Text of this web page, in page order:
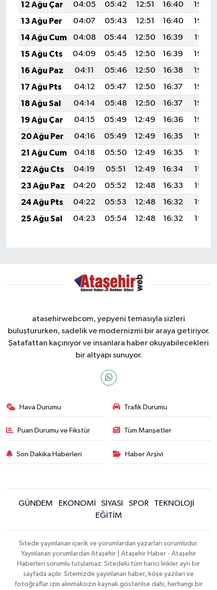
12 Ağu Çar
04:05 05:42 12:51 16:40
19:50
13 Ağu Per
04:07 05:43 12:51 16:40
19:49
14 Ağu Cum
04:08 05:44 12:50 16:39
19:47
15 Ağu Cts
04:09 05:45 12:50 16:39
19:46
16 Ağu Paz
04:11 05:46 12:50 16:38
19:45
17 Ağu Pts
04:12 05:47 12:50 16:37
19:43
18 Ağu Sal
04:14 05:48 12:50 16:37
19:42
19 Ağu Çar
04:15 05:49 12:49 16:36
19:40
20 Ağu Per
04:16 05:49 12:49 16:35
19:39
21 Ağu Cum
04:18 05:50 12:49 16:35
19:37
22 Ağu Cts
04:19 05:51 12:49 16:34
19:36
23 Ağu Paz
04:20 05:52 12:48 16:33
19:35
24 Ağu Pts
04:22 05:53 12:48 16:32
19:33
25 Ağu Sal
04:23 05:54 12:48 16:32 19:32
atasehirwebcom, yepyeni temasıyla sizleri
buluştururken, sadelik ve modernizmi bir araya getiriyor.
Şatafattan kaçınıyor ve insanlara haber okuyabilecekleri
bir altyapı sunuyor.
Hava Durumu Trafik Durumu
Puan Durumu ve Fikstür Tüm Manşetler
Son Dakika Haberleri Haber Arşivi
GÜNDEM EKONOMİ SİYASİ SPOR
TEKNOLOJİ
EĞİTİM
Sitede yayınlanan içerik ve yorumlardan yazarları sorumludur.
Yayınlanan yorumlardan Ataşehir | Ataşehir Haber - Ataşehir
Haberleri sorumlu tutulamaz. Sitedeki tüm harici linkler ayrı bir
sayfada açılır. Sitemizde yayınlanan haber, köşe yazıları ve
fotoğraflar izin alınmaksızın kaynak gösterilse dahi, herhangi bir